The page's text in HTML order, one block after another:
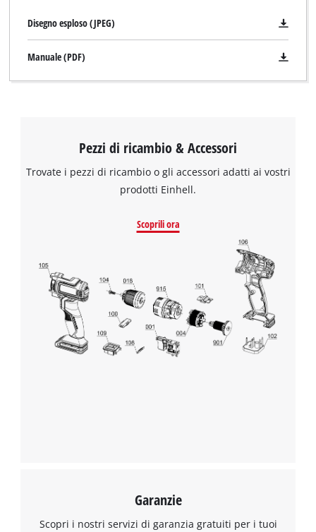
Abbiamo bisogno del vostro consenso
per caricare il servizio Google Maps !
This content is not permitted to load due
to trackers that are not disclosed to the
visitor. The website owner needs to setup
the site with their CMP to add this content
to the list of technologies used.
Powered by Usercentrics Consent
Disegno esploso (JPEG)
Manuale (PDF)
Pezzi di ricambio & Accessori
Trovate i pezzi di ricambio o gli accessori adatti ai vostri
prodotti Einhell.
Scoprili ora
Garanzie
Scopri i nostri servizi di garanzia gratuiti per i tuoi